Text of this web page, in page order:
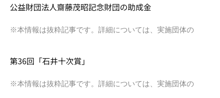
公益財団法人齋藤茂昭記念財団の助成金
※本情報は抜粋記事です。詳細については、実施団体の
第36回「石井十次賞」
※本情報は抜粋記事です。詳細については、実施団体の